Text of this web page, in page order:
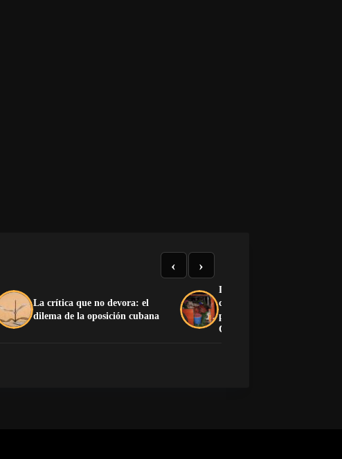
La crítica que no devora: el
dilema de la oposición cubana
Decomisan más de 480 libras
carne sin documentación en
punto de control de Santiago
Cuba
‹ ›